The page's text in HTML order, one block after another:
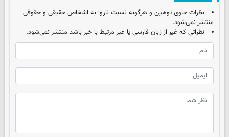
نظرات حاوی توهین و هرگونه نسبت ناروا به اشخاص حقیقی و حقوقی
منتشر نمی‌شود.
نظراتی که غیر از زبان فارسی یا غیر مرتبط با خبر باشد منتشر نمی‌شود.